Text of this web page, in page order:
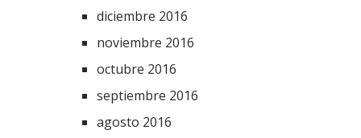
diciembre 2016
noviembre 2016
octubre 2016
septiembre 2016
agosto 2016